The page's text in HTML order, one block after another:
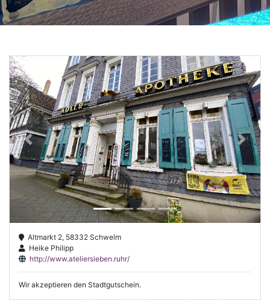
Previous Next
Altmarkt 2, 58332 Schwelm
Heike Philipp
http://www.ateliersieben.ruhr/
Wir akzeptieren den Stadtgutschein.